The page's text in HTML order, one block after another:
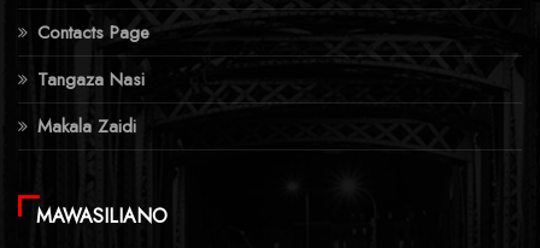
Contacts Page
Tangaza Nasi
Makala Zaidi
MAWASILIANO